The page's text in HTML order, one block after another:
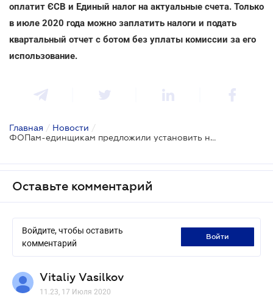
оплатит ЄСВ и Единый налог на актуальные счета. Только
в июле 2020 года можно заплатить налоги и подать
квартальный отчет с ботом без уплаты комиссии за его
использование.
Главная / Новости /
ФОПам-единщикам предложили установить новые лимиты
Оставьте комментарий
Войдите, чтобы оставить
комментарий
войти
Vitaliy Vasilkov
11.23, 17 Июля 2020